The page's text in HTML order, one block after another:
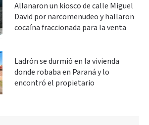
Allanaron un kiosco de calle Miguel
David por narcomenudeo y hallaron
cocaína fraccionada para la venta
Ladrón se durmió en la vivienda
donde robaba en Paraná y lo
encontró el propietario